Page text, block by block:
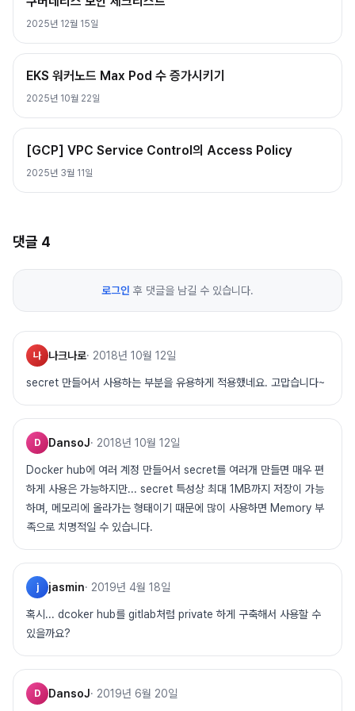
2025년 12월 15일
EKS 워커노드 Max Pod 수 증가시키기
2025년 10월 22일
[GCP] VPC Service Control의 Access Policy
2025년 3월 11일
댓글 4
로그인 후 댓글을 남길 수 있습니다.
나 나크나로· 2018년 10월 12일
secret 만들어서 사용하는 부분을 유용하게 적용했네요. 고맙습니다~
D DansoJ· 2018년 10월 12일
Docker hub에 여러 계정 만들어서 secret를 여러개 만들면 매우 편
하게 사용은 가능하지만... secret 특성상 최대 1MB까지 저장이 가능
하며, 메모리에 올라가는 형태이기 때문에 많이 사용하면 Memory 부
족으로 치명적일 수 있습니다.
j jasmin· 2019년 4월 18일
혹시... dcoker hub를 gitlab처럼 private 하게 구축해서 사용할 수
있을까요?
D DansoJ· 2019년 6월 20일